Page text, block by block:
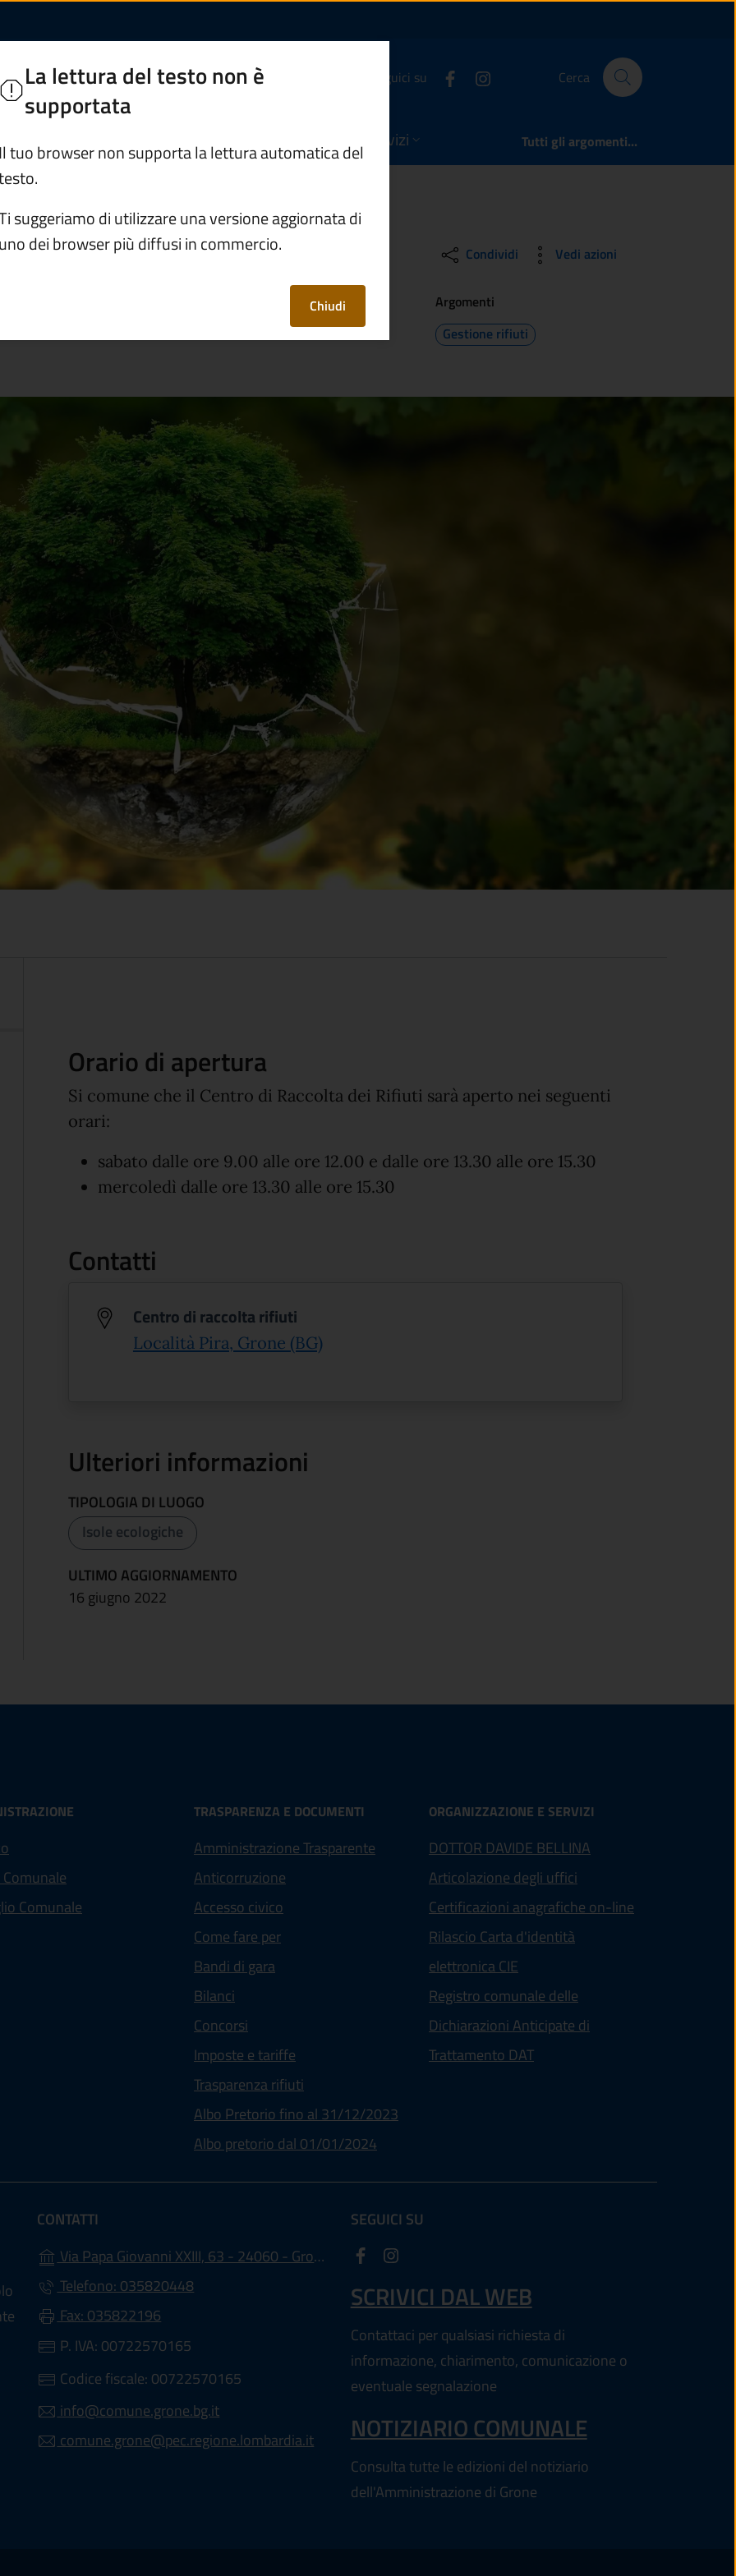
| Comune di Grone
Seguici su Cerca
Organizzazione e servizi Tutti gli argomenti...
di raccolta rifiuti
Condividi Vedi azioni
La lettura del testo non è
supportata
Il tuo browser non supporta la lettura automatica del
suggeriamo di utilizzare una versione aggiornata di
uno dei browser più diffusi in commercio.
Chiudi
Argomenti
Gestione rifiuti
Orario di apertura
Si comune che il Centro di Raccolta dei Rifiuti sarà aperto nei seguenti
orari:
sabato dalle ore 9.00 alle ore 12.00 e dalle ore 13.30 alle ore 15.30
mercoledì dalle ore 13.30 alle ore 15.30
Contatti
Centro di raccolta rifiuti
Località Pira, Grone (BG)(apre in un'altra scheda).
Ulteriori informazioni
TIPOLOGIA DI LUOGO
Isole ecologiche
ULTIMO AGGIORNAMENTO
16 giugno 2022
Comunale
TRASPARENZA E DOCUMENTI
Amministrazione Trasparente
Anticorruzione
Accesso civico
Come fare per
Bandi di gara
Bilanci
Concorsi
Imposte e tariffe (apre in un'altra scheda).
Trasparenza rifiuti
Albo Pretorio fino al 31/12/2023
Albo pretorio dal 01/01/2024
ORGANIZZAZIONE E SERVIZI
DOTTOR DAVIDE BELLINA
Articolazione degli uffici
Certificazioni anagrafiche on-line
Rilascio Carta d'identità
elettronica CIE
Registro comunale delle
Dichiarazioni Anticipate di
Trattamento DAT
CONTATTI
Via Papa Giovanni XXIII, 63 - 24060 - Grone - (BG)
(apre in un'altra scheda).
Telefono: 035820448
Fax: 035822196
P. IVA: 00722570165
Codice fiscale: 00722570165
info@comune.grone.bg.it
comune.grone@pec.regione.lombardia.it
SEGUICI SU
SCRIVICI DAL WEB
Contattaci per qualsiasi richiesta di
informazione, chiarimento, comunicazione o
eventuale segnalazione
NOTIZIARIO COMUNALE
Consulta tutte le edizioni del notiziario
dell'Amministrazione di Grone